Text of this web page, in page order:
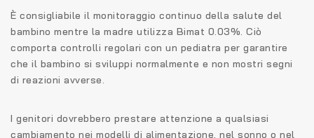
È consigliabile il monitoraggio continuo della salute del
bambino mentre la madre utilizza Bimat 0.03%. Ciò
comporta controlli regolari con un pediatra per garantire
che il bambino si sviluppi normalmente e non mostri segni
di reazioni avverse.
I genitori dovrebbero prestare attenzione a qualsiasi
cambiamento nei modelli di alimentazione, nel sonno o nel